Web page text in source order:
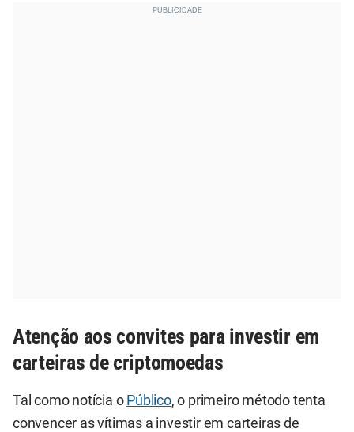
Atenção aos convites para investir em
carteiras de criptomoedas
Tal como notícia o Público, o primeiro método tenta
convencer as vítimas a investir em carteiras de